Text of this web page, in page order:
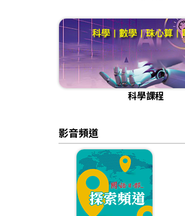
科學課程
影音頻道